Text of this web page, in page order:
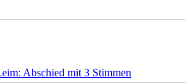
Abschied mit 3 Stimmen